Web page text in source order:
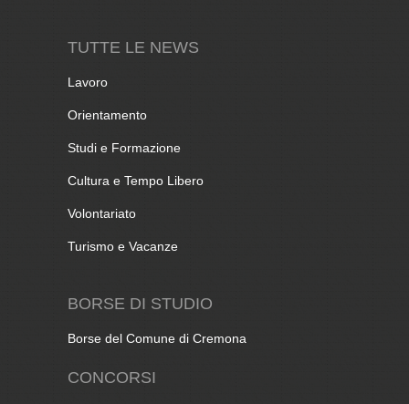
TUTTE LE NEWS
Lavoro
Orientamento
Studi e Formazione
Cultura e Tempo Libero
Volontariato
Turismo e Vacanze
BORSE DI STUDIO
Borse del Comune di Cremona
CONCORSI